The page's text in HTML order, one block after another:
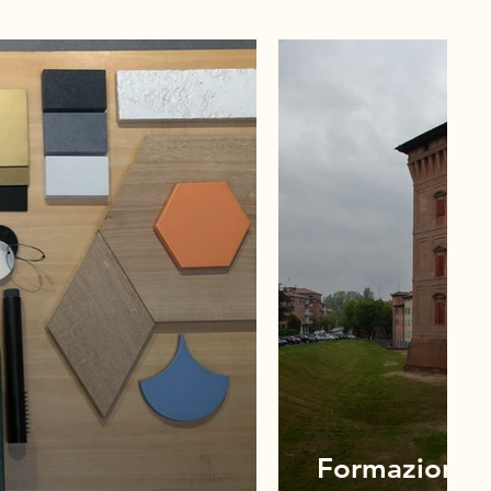
Formazione